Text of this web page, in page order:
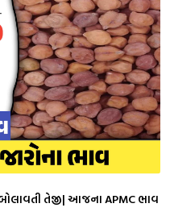
તેજી| આજના APMC ભાવ